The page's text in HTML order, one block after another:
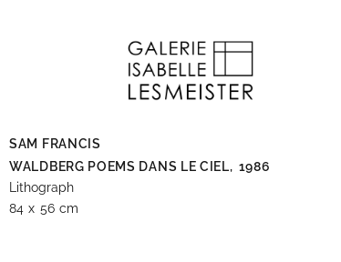
SAM FRANCIS
WALDBERG POEMS DANS LE CIEL, 1986
Lithograph
84 x 56 cm